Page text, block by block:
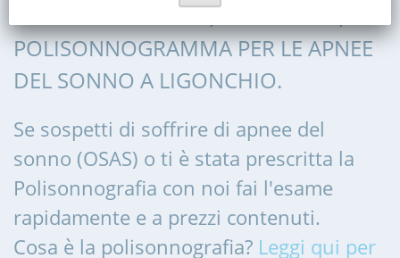
POLISONNOGRAFIA, POLIGRAFIA,
POLISONNOGRAMMA PER LE APNEE
DEL SONNO A LIGONCHIO.
Se sospetti di soffrire di apnee del
sonno (OSAS) o ti è stata prescritta la
Polisonnografia con noi fai l'esame
rapidamente e a prezzi contenuti.
Cosa è la polisonnografia? Leggi qui per